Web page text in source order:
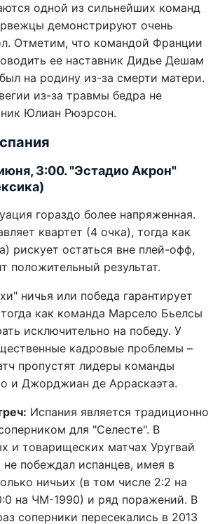
одной из сильнейших команд
демонстрируют очень
Отметим, что командой Франции
ее наставник Дидье Дешам
на родину из-за смерти матери.
из-за травмы бедра не
Юлиан Рюэрсон.
3:00. "Эстадио Акрон"
гораздо более напряженная.
квартет (4 очка), тогда как
рискует остаться вне плей-офф,
положительный результат.
ничья или победа гарантирует
как команда Марсело Бьелсы
исключительно на победу. У
кадровые проблемы –
пропустят лидеры команды
и Джорджиан де Арраскаэта.
Испания является традиционно
для "Селесте". В
и товарищеских матчах Уругвай
побеждал испанцев, имея в
ничьих (в том числе 2:2 на
на ЧМ-1990) и ряд поражений. В
соперники пересекались в 2013